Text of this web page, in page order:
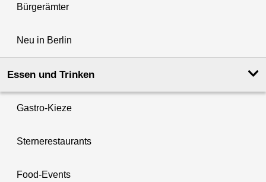
Bürgerämter
Neu in Berlin
Essen und Trinken
Gastro-Kieze
Sternerestaurants
Food-Events